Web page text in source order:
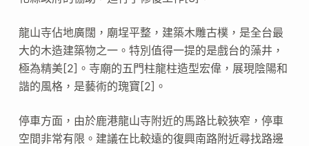
龍山寺佔地廣闊，廟埕平整，建築木雕古樸，是全台最
大的木造建築物之一。特別值得一提的是戲台的藻井，
極為精美[2]。寺廟的五門柱龍柱造型宏偉，展現陰陽和
諧的風格，是藝術的瑰寶[2]。
停車方面，由於鹿港龍山寺附近的馬路比較狹窄，停車
空間非常有限。建議在比較遠的復興南路附近尋找路邊